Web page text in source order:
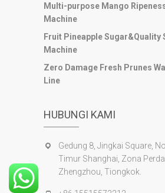
Multi-purpose Mango
Machine
Fruit Pineapple Sugar&Quality
Machine
Zero Damage Fresh Prunes
Line
HUBUNGI KAMI
Gedung 8, Jingkai Square,
Timur Shanghai, Zona
Zhengzhou, Tiongkok.